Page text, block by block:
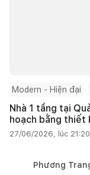
Modern - Hiện đại
Nhà 1 tầng tại
hoạch bằng thiết
27/06/2026, lúc 21:20
Phương